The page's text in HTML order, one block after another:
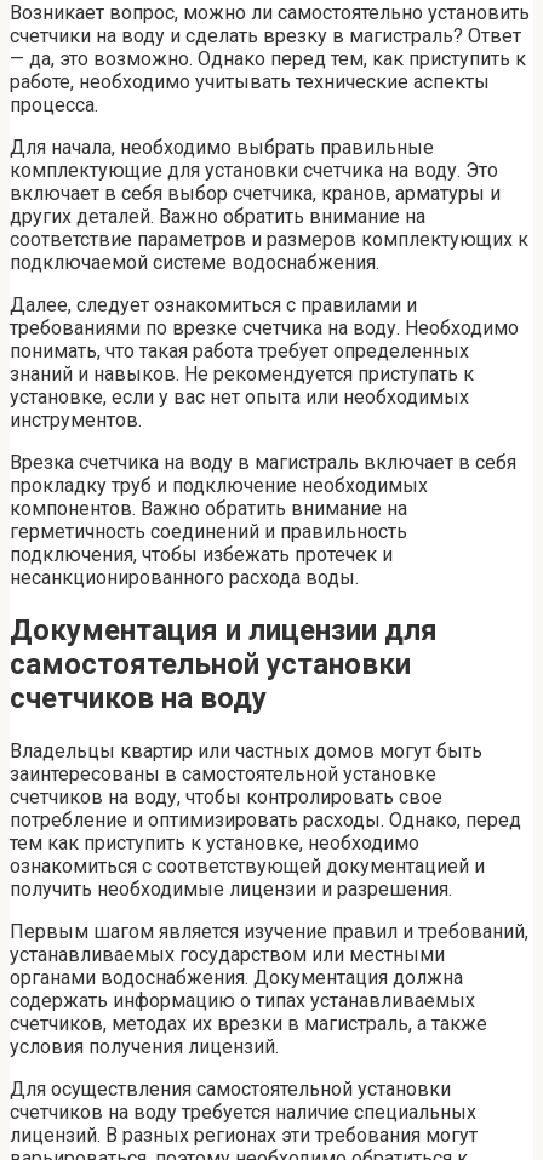
Возникает вопрос, можно ли самостоятельно установить
счетчики на воду и сделать врезку в магистраль? Ответ
— да, это возможно. Однако перед тем, как приступить к
работе, необходимо учитывать технические аспекты
процесса.
Для начала, необходимо выбрать правильные
комплектующие для установки счетчика на воду. Это
включает в себя выбор счетчика, кранов, арматуры и
других деталей. Важно обратить внимание на
соответствие параметров и размеров комплектующих к
подключаемой системе водоснабжения.
Далее, следует ознакомиться с правилами и
требованиями по врезке счетчика на воду. Необходимо
понимать, что такая работа требует определенных
знаний и навыков. Не рекомендуется приступать к
установке, если у вас нет опыта или необходимых
инструментов.
Врезка счетчика на воду в магистраль включает в себя
прокладку труб и подключение необходимых
компонентов. Важно обратить внимание на
герметичность соединений и правильность
подключения, чтобы избежать протечек и
несанкционированного расхода воды.
Документация и лицензии для
самостоятельной установки
счетчиков на воду
Владельцы квартир или частных домов могут быть
заинтересованы в самостоятельной установке
счетчиков на воду, чтобы контролировать свое
потребление и оптимизировать расходы. Однако, перед
тем как приступить к установке, необходимо
ознакомиться с соответствующей документацией и
получить необходимые лицензии и разрешения.
Первым шагом является изучение правил и требований,
устанавливаемых государством или местными
органами водоснабжения. Документация должна
содержать информацию о типах устанавливаемых
счетчиков, методах их врезки в магистраль, а также
условия получения лицензий.
Для осуществления самостоятельной установки
счетчиков на воду требуется наличие специальных
лицензий. В разных регионах эти требования могут